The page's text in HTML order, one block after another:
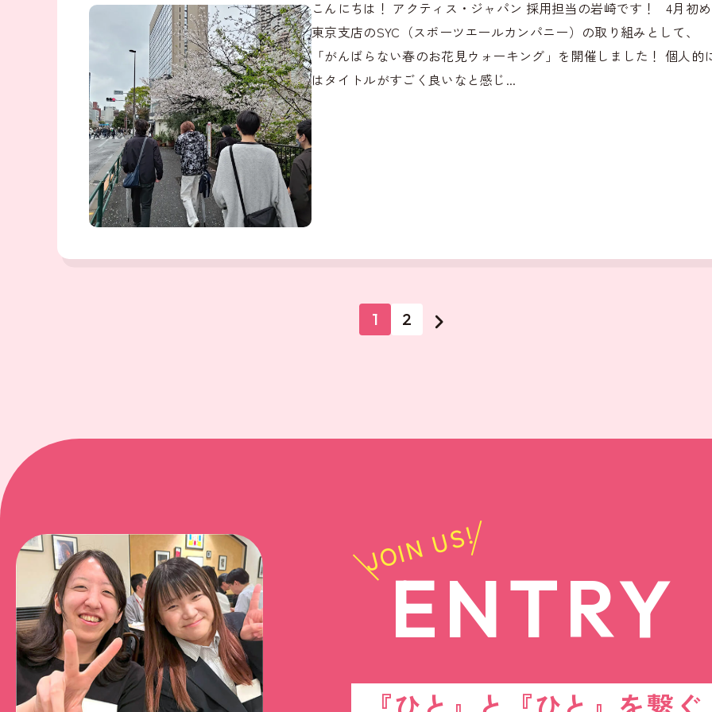
こんにちは！ アクティス・ジャパン 採用担当の岩崎です！ 4月初
東京支店のSYC（スポーツエールカンパニー）の取り組みとして、
「がんばらない春のお花見ウォーキング」を開催しました！ 個人的
はタイトルがすごく良いなと感じ...
1 2
JOIN US!
ENTRY